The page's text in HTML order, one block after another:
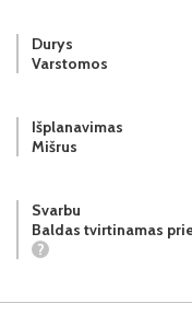
Durys
Varstomos
Išplanavimas
Mišrus
Svarbu
Baldas tvirtinamas
?